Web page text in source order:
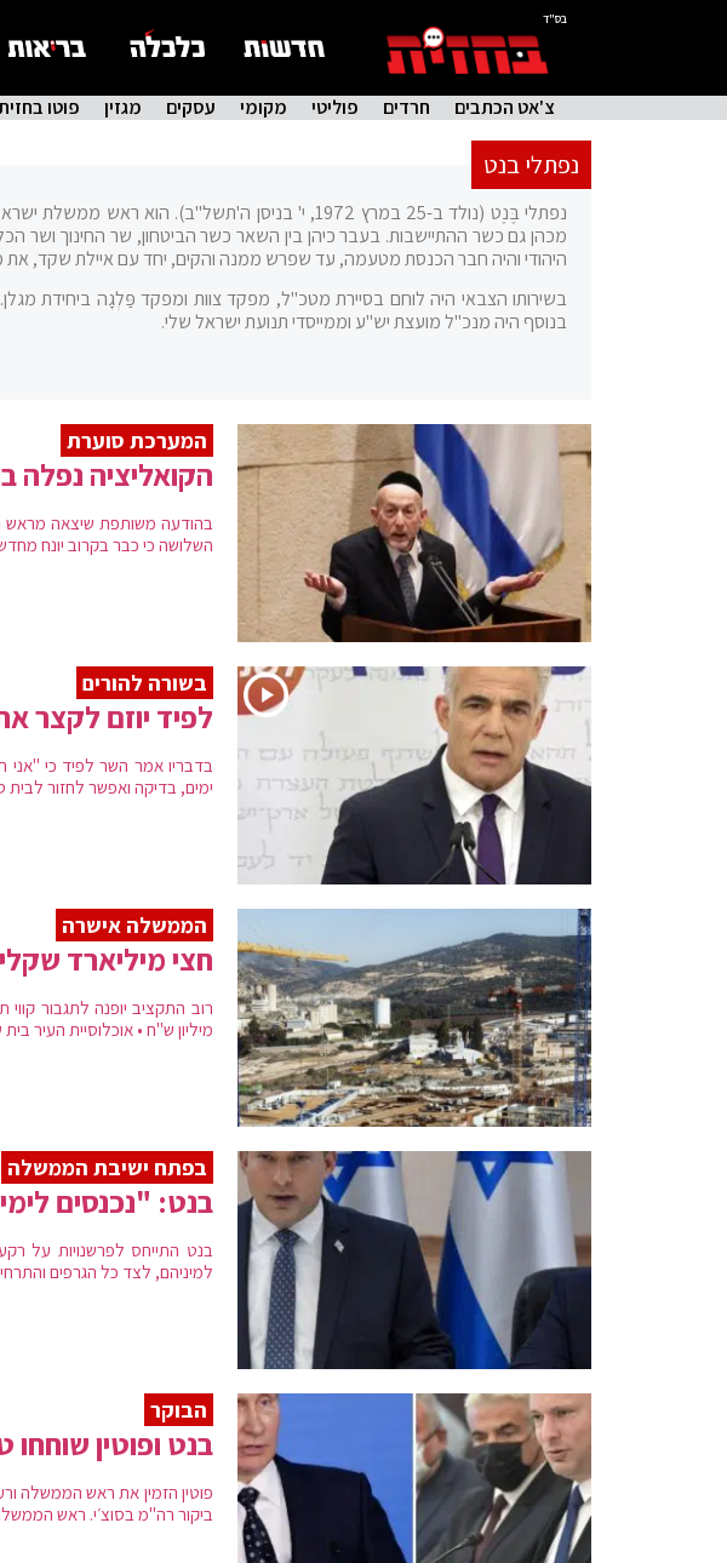
בס"ד
צ'אט הכתבים חרדים פוליטי מקומי עסקים מגזין פוטו
נפתלי בנט
נפתלי בֶּנֶט (נולד ב-25 במרץ 1972, י' בניסן ה'תשל"ב).
היהודי והיה חבר הכנסת מטעמה, עד שפרש ממנה והקים, יחד עם איילת שקד, את
בשירותו הצבאי היה לוחם בסיירת מטכ"ל, מפקד צוות ומפקד פַּלְגָה ביחידת
בנוסף היה מנכ"ל מועצת יש"ע וממייסדי תנועת ישראל שלי.
המערכת סוערת
הקואליציה נפלה
בהודעה משותפת שיצאה מראש
השלושה כי כבר בקרוב יונח
בשורה להורים
לפיד יוזם לקצר את
בדבריו אמר השר לפיד כי "אני
ימים, בדיקה ואפשר לחזור לבית
הממשלה אישרה
חצי מיליארד
מיליון ש"ח • אוכלוסיית העיר
בפתח ישיבת הממשלה
בנט: "נכנסים
בנט התייחס לפרשנויות על
למיניהם, לצד כל הגרפים
הבוקר
בנט ופוטין שוחחו
פוטין הזמין את ראש הממשלה
ביקור רה"מ בסוצ׳י. ראש